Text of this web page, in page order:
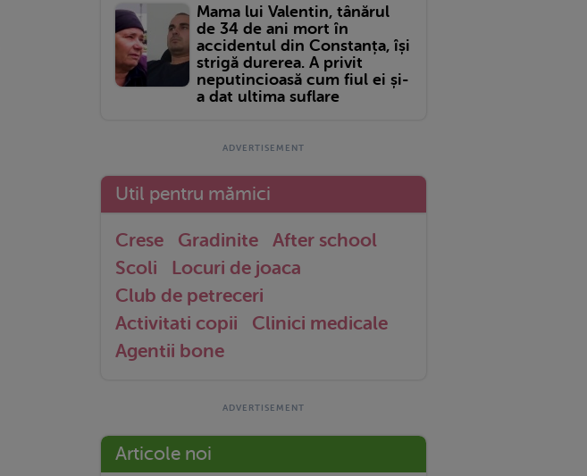
Mama lui Valentin, tânărul
de 34 de ani mort în
accidentul din Constanța, își
strigă durerea. A privit
neputincioasă cum fiul ei și-
a dat ultima suflare
Util pentru mămici
Crese Gradinite
After school
Scoli
Locuri de joaca
Club de petreceri
Activitati copii
Clinici medicale
Agentii bone
Articole noi